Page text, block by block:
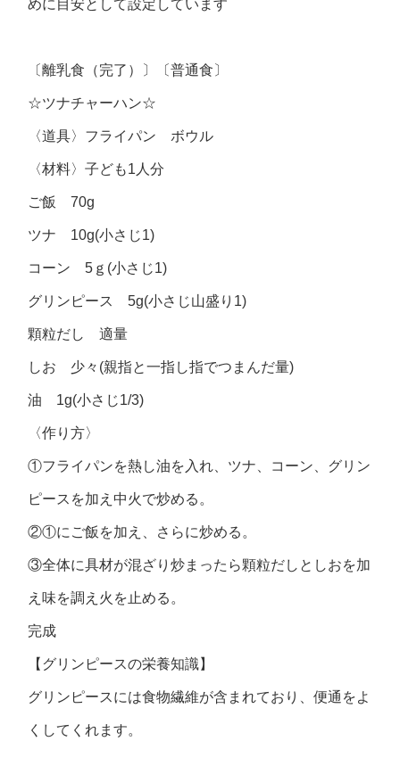
めに目安として設定しています
〔離乳食（完了）〕〔普通食〕
☆ツナチャーハン☆
〈道具〉フライパン ボウル
〈材料〉子ども1人分
ご飯 70g
ツナ 10g(小さじ1)
コーン 5ｇ(小さじ1)
グリンピース 5g(小さじ山盛り1)
顆粒だし 適量
しお 少々(親指と一指し指でつまんだ量)
油 1g(小さじ1/3)
〈作り方〉
①フライパンを熱し油を入れ、ツナ、コーン、グリン
ピースを加え中火で炒める。
②①にご飯を加え、さらに炒める。
③全体に具材が混ざり炒まったら顆粒だしとしおを加
え味を調え火を止める。
完成
【グリンピースの栄養知識】
グリンピースには食物繊維が含まれており、便通をよ
くしてくれます。